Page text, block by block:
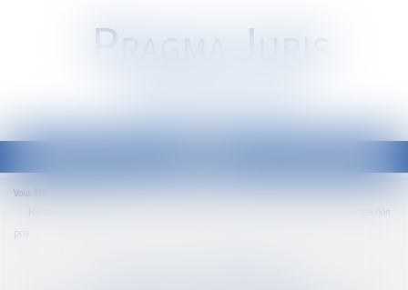
PRAGMA JURIS
Vous êtes ici :
Fonctionnaires hospitaliers : une indemnité exceptionnelle pour compenser les congés non
pris